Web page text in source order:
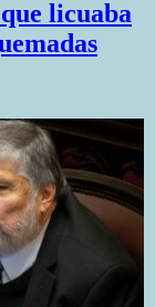
licuaba